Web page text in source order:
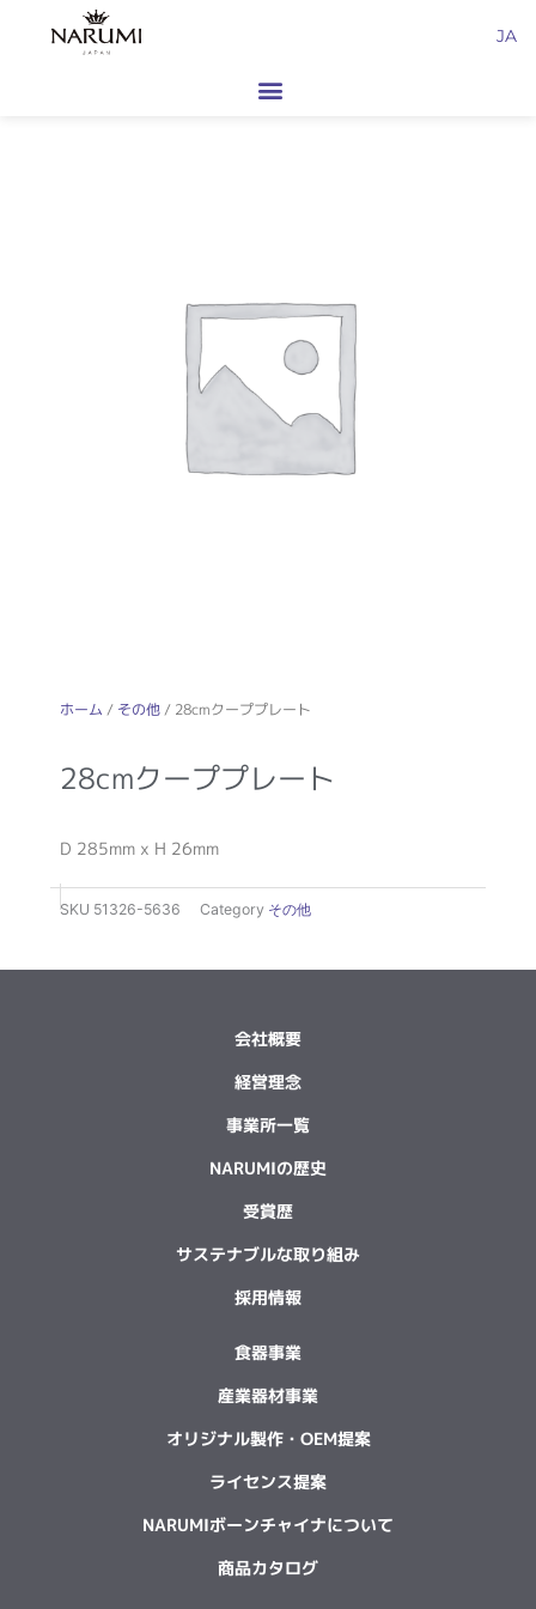
JA
ホーム / その他/ 28cmクーププレート
28cmクーププレート
D 285mm x H 26mm
SKU 51326-5636 Category その他
会社概要
経営理念
事業所一覧
NARUMIの歴史
受賞歴
サステナブルな取り組み
採用情報
食器事業
産業器材事業
オリジナル製作・OEM提案
ライセンス提案
NARUMIボーンチャイナについて
商品カタログ